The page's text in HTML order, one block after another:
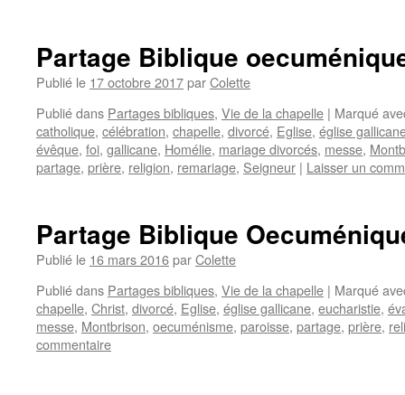
Partage Biblique
Publié le 17 octobre 2017parColette
Publié dans Partages bibliques, Vie de la chapelle | Marqué
catholique, célébration, chapelle, divorcé, Eglise, église
évêque, foi, gallicane, Homélie, mariage divorcés, messe,
partage, prière, religion, remariage, Seigneur | Laisser un
Partage Biblique
Publié le 16 mars 2016parColette
Publié dans Partages bibliques, Vie de la chapelle | Marqué
chapelle, Christ, divorcé, Eglise, église gallicane, eucharistie,
messe, Montbrison, oecuménisme, paroisse, partage, prière,
commentaire